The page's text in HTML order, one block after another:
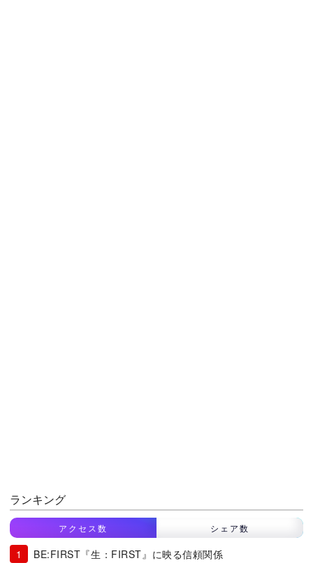
ランキング
アクセス数 シェア数
BE:FIRST『生：FIRST』に映る信頼関係